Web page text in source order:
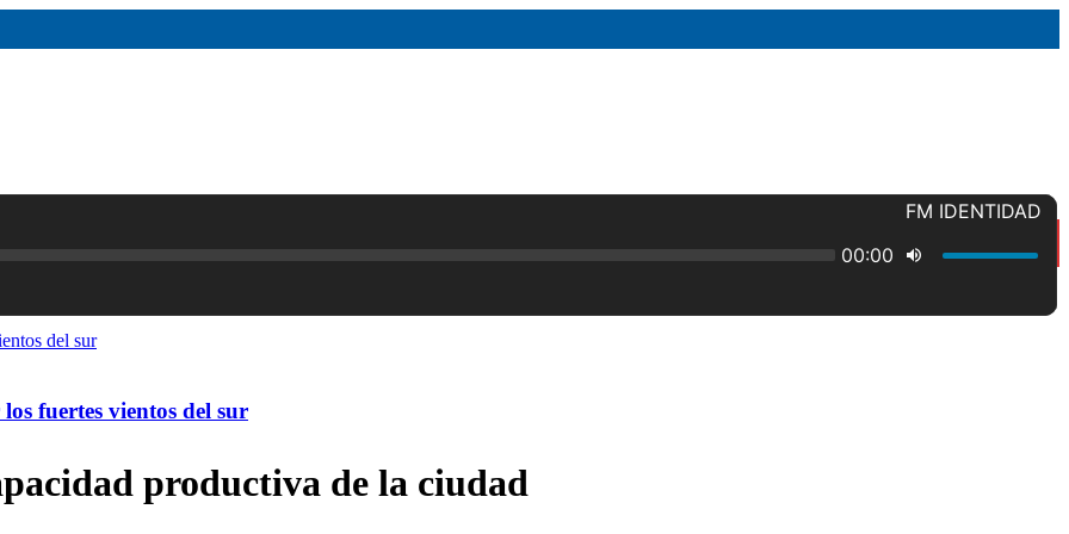
fuertes vientos del sur
productiva de la ciudad